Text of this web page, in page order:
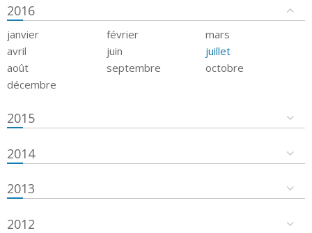
2016
janvier février
mars
avril
juin
juillet
août
septembre
octobre
décembre
2015
2014
2013
2012